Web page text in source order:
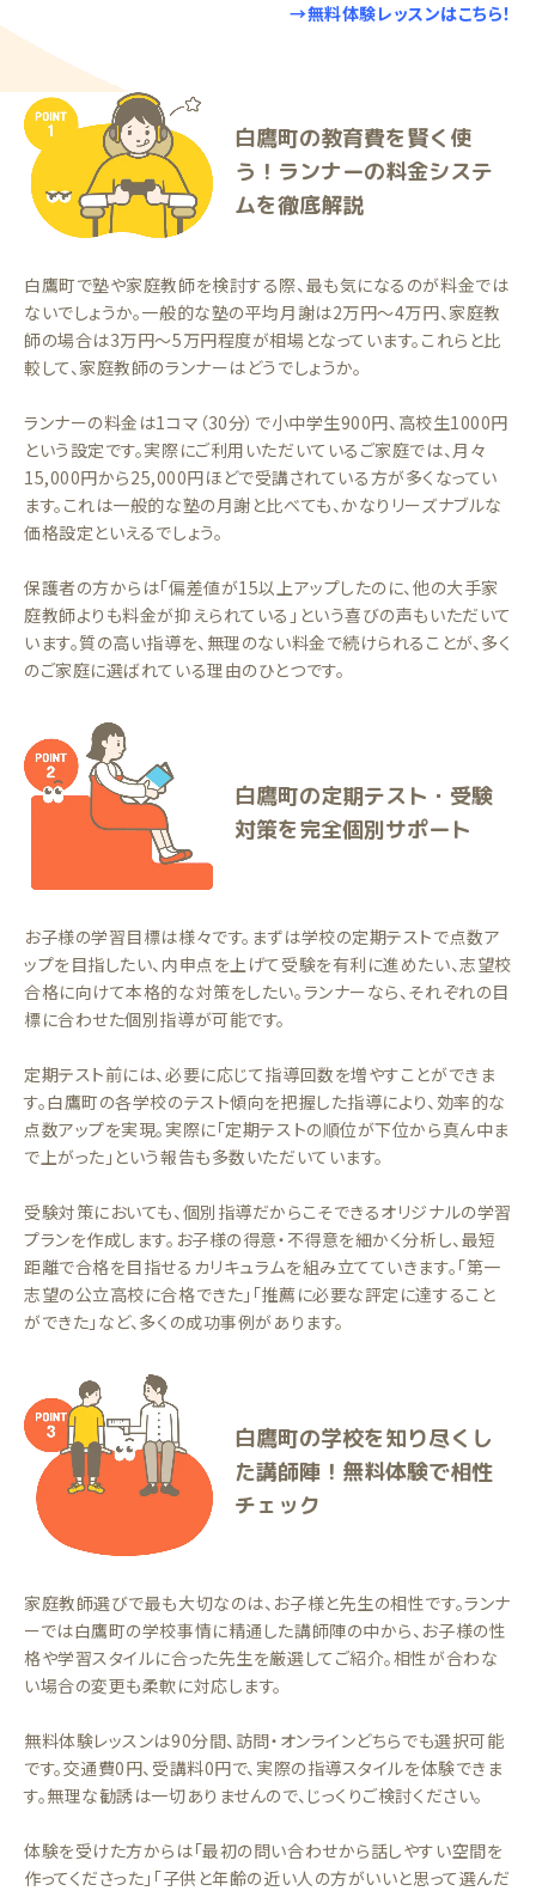
→無料体験レッスンはこちら！
白鷹町の教育費を賢く使
う！ランナーの料金システ
ムを徹底解説
白鷹町で塾や家庭教師を検討する際、最も気になるのが料金では
ないでしょうか。一般的な塾の平均月謝は2万円〜4万円、家庭教
師の場合は3万円〜5万円程度が相場となっています。これらと比
較して、家庭教師のランナーはどうでしょうか。
ランナーの料金は1コマ（30分）で小中学生900円、高校生1000円
という設定です。実際にご利用いただいているご家庭では、月々
15,000円から25,000円ほどで受講されている方が多くなってい
ます。これは一般的な塾の月謝と比べても、かなりリーズナブルな
価格設定といえるでしょう。
保護者の方からは「偏差値が15以上アップしたのに、他の大手家
庭教師よりも料金が抑えられている」という喜びの声もいただいて
います。質の高い指導を、無理のない料金で続けられることが、多く
のご家庭に選ばれている理由のひとつです。
白鷹町の定期テスト・受験
対策を完全個別サポート
お子様の学習目標は様々です。まずは学校の定期テストで点数ア
ップを目指したい、内申点を上げて受験を有利に進めたい、志望校
合格に向けて本格的な対策をしたい。ランナーなら、それぞれの目
標に合わせた個別指導が可能です。
定期テスト前には、必要に応じて指導回数を増やすことができま
す。白鷹町の各学校のテスト傾向を把握した指導により、効率的な
点数アップを実現。実際に「定期テストの順位が下位から真ん中ま
で上がった」という報告も多数いただいています。
受験対策においても、個別指導だからこそできるオリジナルの学習
プランを作成します。お子様の得意・不得意を細かく分析し、最短
距離で合格を目指せるカリキュラムを組み立てていきます。「第一
志望の公立高校に合格できた」「推薦に必要な評定に達すること
ができた」など、多くの成功事例があります。
白鷹町の学校を知り尽くし
た講師陣！無料体験で相性
チェック
家庭教師選びで最も大切なのは、お子様と先生の相性です。ランナ
ーでは白鷹町の学校事情に精通した講師陣の中から、お子様の性
格や学習スタイルに合った先生を厳選してご紹介。相性が合わな
い場合の変更も柔軟に対応します。
無料体験レッスンは90分間、訪問・オンラインどちらでも選択可能
です。交通費0円、受講料0円で、実際の指導スタイルを体験できま
す。無理な勧誘は一切ありませんので、じっくりご検討ください。
体験を受けた方からは「最初の問い合わせから話しやすい空間を
作ってくださった」「子供と年齢の近い人の方がいいと思って選んだ